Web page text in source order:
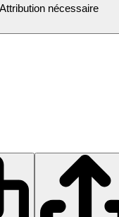
Attribution nécessaire